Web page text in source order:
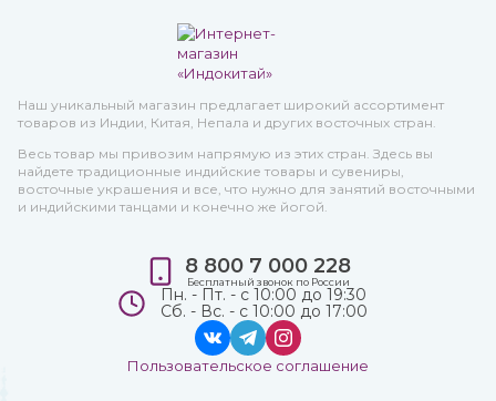
Наш уникальный магазин предлагает широкий ассортимент
товаров из Индии, Китая, Непала и других восточных стран.
Весь товар мы привозим напрямую из этих стран. Здесь вы
найдете традиционные индийские товары и сувениры,
восточные украшения и все, что нужно для занятий восточными
и индийскими танцами и конечно же йогой.
8 800 7 000 228
Бесплатный звонок по России
Пн. - Пт. - с 10:00 до 19:30
Сб. - Вс. - с 10:00 до 17:00
Пользовательское соглашение